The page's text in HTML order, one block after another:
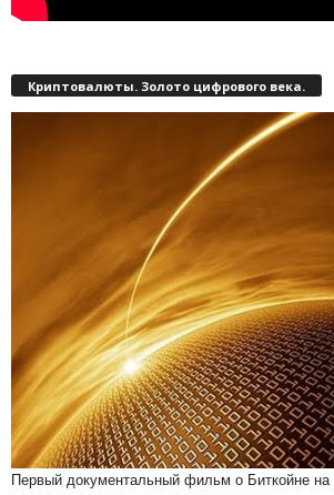
Криптовалюты. Золото цифрового века.
Первый документальный фильм о Биткойне на